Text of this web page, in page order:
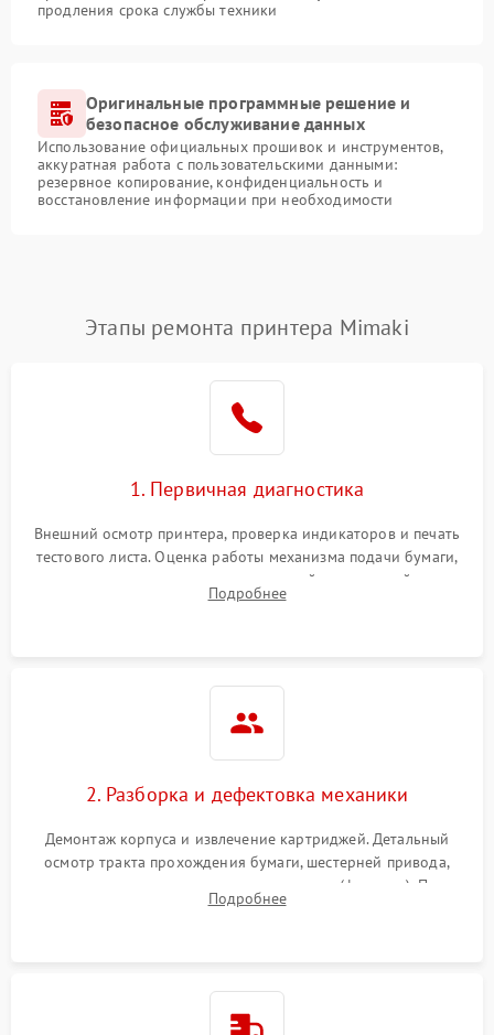
продления срока службы техники
Оригинальные программные решение и
безопасное обслуживание данных
Использование официальных прошивок и инструментов,
аккуратная работа с пользовательскими данными:
резервное копирование, конфиденциальность и
восстановление информации при необходимости
Этапы ремонта принтера Mimaki
1. Первичная диагностика
Внешний осмотр принтера, проверка индикаторов и печать
тестового листа. Оценка работы механизма подачи бумаги,
выявление посторонних шумов, замятий и первичный анализ
дефектов печати (полосы, фон, пробелы).
Подробнее
2. Разборка и дефектовка механики
Демонтаж корпуса и извлечение картриджей. Детальный
осмотр тракта прохождения бумаги, шестерней привода,
роликов захвата и узла термозакрепления (фьюзера). Поиск
физического износа и повреждений деталей.
Подробнее